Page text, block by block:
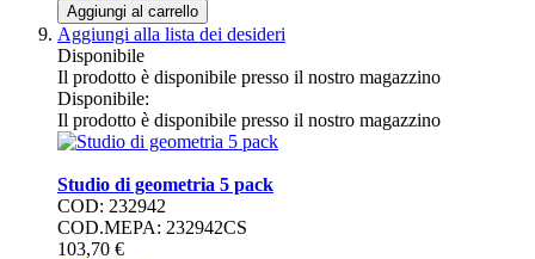
Aggiungi al carrello
Aggiungi alla lista dei desideri
Disponibile
Il prodotto è disponibile presso il nostro magazzino
Disponibile:
Il prodotto è disponibile presso il nostro magazzino
Studio di geometria 5 pack
COD: 232942
COD.MEPA: 232942CS
103,70 €